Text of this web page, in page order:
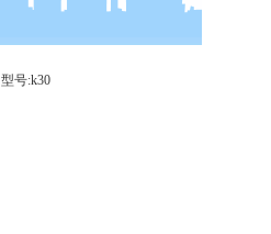
型号:k30